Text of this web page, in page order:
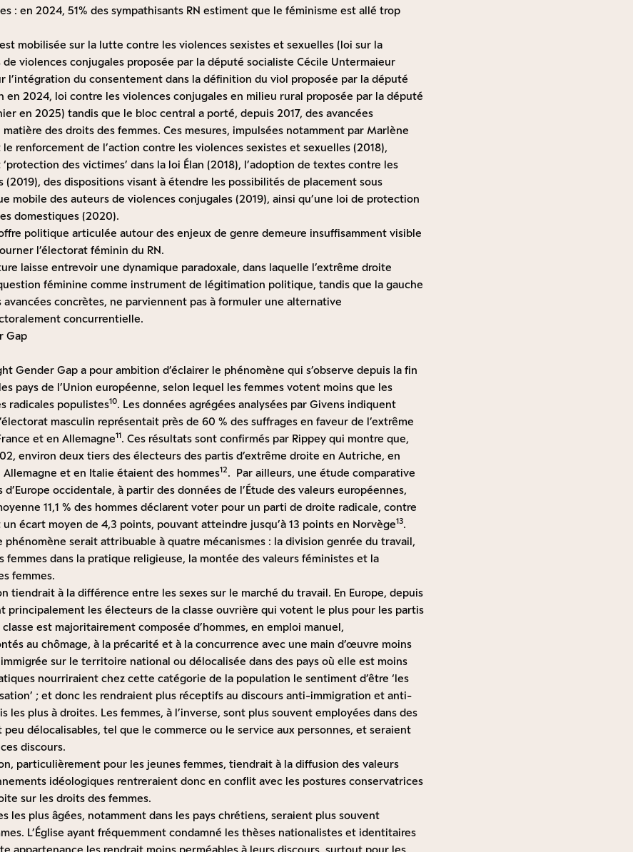
: en 2024, 51% des sympathisants RN estiment que le féminisme est allé trop
mobilisée sur la lutte contre les violences sexistes et sexuelles (loi sur la
violences conjugales proposée par la député socialiste Cécile Untermaieur
l’intégration du consentement dans la définition du viol proposée par la député
en 2024, loi contre les violences conjugales en milieu rural proposée par la député
en 2025) tandis que le bloc central a porté, depuis 2017, des avancées
des droits des femmes. Ces mesures, impulsées notamment par Marlène
renforcement de l’action contre les violences sexistes et sexuelles (2018),
des victimes’ dans la loi Élan (2018), l’adoption de textes contre les
(2019), des dispositions visant à étendre les possibilités de placement sous
mobile des auteurs de violences conjugales (2019), ainsi qu’une loi de protection
domestiques (2020).
politique articulée autour des enjeux de genre demeure insuffisamment visible
l’électorat féminin du RN.
laisse entrevoir une dynamique paradoxale, dans laquelle l’extrême droite
féminine comme instrument de légitimation politique, tandis que la gauche
concrètes, ne parviennent pas à formuler une alternative
concurrentielle.
Gap
Gender Gap a pour ambition d’éclairer le phénomène qui s’observe depuis la fin
pays de l’Union européenne, selon lequel les femmes votent moins que les
radicales populistes10. Les données agrégées analysées par Givens indiquent
masculin représentait près de 60 % des suffrages en faveur de l’extrême
et en Allemagne11. Ces résultats sont confirmés par Rippey qui montre que,
environ deux tiers des électeurs des partis d’extrême droite en Autriche, en
Allemagne et en Italie étaient des hommes12. Par ailleurs, une étude comparative
d’Europe occidentale, à partir des données de l’Étude des valeurs européennes,
11,1 % des hommes déclarent voter pour un parti de droite radicale, contre
un écart moyen de 4,3 points, pouvant atteindre jusqu’à 13 points en Norvège13.
phénomène serait attribuable à quatre mécanismes : la division genrée du travail,
femmes dans la pratique religieuse, la montée des valeurs féministes et la
femmes.
tiendrait à la différence entre les sexes sur le marché du travail. En Europe, depuis
principalement les électeurs de la classe ouvrière qui votent le plus pour les partis
est majoritairement composée d’hommes, en emploi manuel,
au chômage, à la précarité et à la concurrence avec une main d’œuvre moins
sur le territoire national ou délocalisée dans des pays où elle est moins
nourriraient chez cette catégorie de la population le sentiment d’être ‘les
; et donc les rendraient plus réceptifs au discours anti-immigration et anti-
les plus à droites. Les femmes, à l’inverse, sont plus souvent employées dans des
peu délocalisables, tel que le commerce ou le service aux personnes, et seraient
discours.
particulièrement pour les jeunes femmes, tiendrait à la diffusion des valeurs
idéologiques rentreraient donc en conflit avec les postures conservatrices
sur les droits des femmes.
les plus âgées, notamment dans les pays chrétiens, seraient plus souvent
L’Église ayant fréquemment condamné les thèses nationalistes et identitaires
appartenance les rendrait moins perméables à leurs discours, surtout pour les